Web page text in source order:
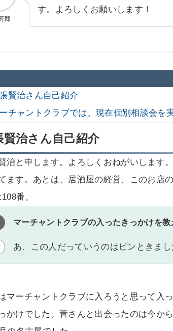
郎
す。よろしくお願いします！
賢治さん自己紹介
チャントクラブでは、現在個別相談会を
賢治さん自己紹介
治と申します。よろしくおねがいします
ます。あとは、居酒屋の経営、このお店
番。
マーチャントクラブの入ったきっかけを教
あ、この人だっていうのはピンときまし
マーチャントクラブに入ろうと思って入
かけでした。菅さんと出会ったのは今か